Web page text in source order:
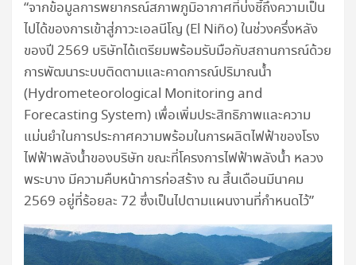
“จากข้อมูลการพยากรณ์สภาพภูมิอากาศที่บ่งชี้ถึงความเป็น
ไปได้ของการเข้าสู่ภาวะเอลนีโญ (El Niño) ในช่วงครึ่งหลัง
ของปี 2569 บริษัทได้เตรียมพร้อมรับมือกับสถานการณ์ด้วย
การพัฒนาระบบติดตามและคาดการณ์ปริมาณน้ำ
(Hydrometeorological Monitoring and
Forecasting System) เพื่อเพิ่มประสิทธิภาพและความ
แม่นยำในการประกาศความพร้อมในการผลิตไฟฟ้าของโรง
ไฟฟ้าพลังน้ำของบริษัท ขณะที่โครงการไฟฟ้าพลังน้ำ หลวง
พระบาง มีความคืบหน้าการก่อสร้าง ณ สิ้นเดือนมีนาคม
2569 อยู่ที่ร้อยละ 72 ซึ่งเป็นไปตามแผนงานที่กำหนดไว้”